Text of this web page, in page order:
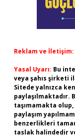
Reklam ve İletişim:
Yasal Uyarı: Bu
veya şahıs şirketi
Sitede yalnızca
taşımamakta
paylaşım
benzerlikleri
taslak halindedir